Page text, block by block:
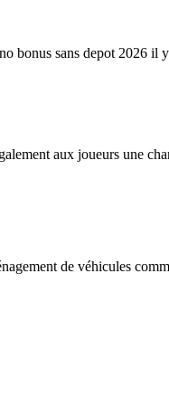
bonus sans depot 2026 il
aux joueurs une
de véhicules